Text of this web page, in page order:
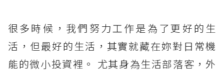
很多時候，我們努力工作是為了更好的生
活，但最好的生活，其實就藏在妳對日常機
能的微小投資裡。 尤其身為生活部落客，外